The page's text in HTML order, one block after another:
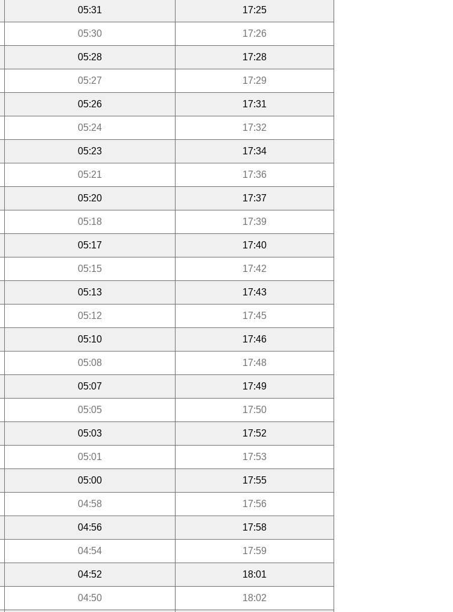
05:31 17:25
05:30 17:26
05:28 17:28
05:27 17:29
05:26 17:31
05:24 17:32
05:23 17:34
05:21 17:36
05:20 17:37
05:18 17:39
05:17 17:40
05:15 17:42
05:13 17:43
05:12 17:45
05:10 17:46
05:08 17:48
05:07 17:49
05:05 17:50
05:03 17:52
05:01 17:53
05:00 17:55
04:58 17:56
04:56 17:58
04:54 17:59
04:52 18:01
04:50 18:02